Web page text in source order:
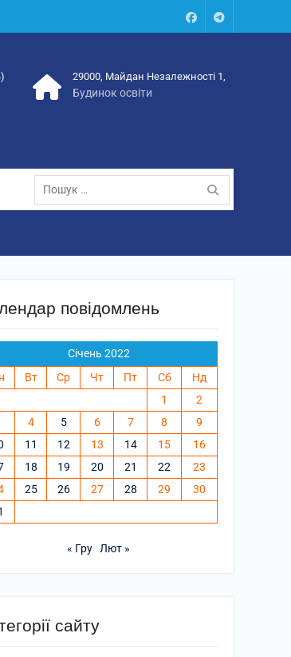
FacebookTalegram
29000, Майдан Незалежності 1,
Будинок освіти
Пошук:
повідомлень
Січень 2022
Вт Ср Чт Пт Сб
Нд
1
2
4 5 6 7 8
9
11 12 13 14 15
16
18 19 20 21 22
23
25 26 27 28 29
30
« Гру Лют »
сайту